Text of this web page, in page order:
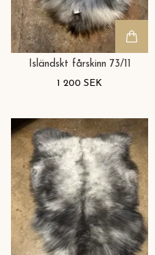
Isländskt fårskinn 73/11
1 200 SEK